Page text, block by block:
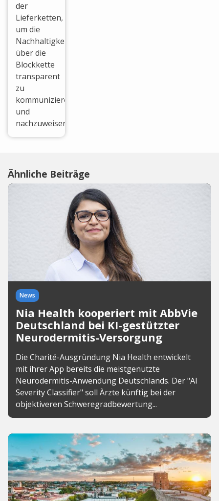
der
Lieferketten,
um die
Nachhaltigkeitsbemühungen
über die
Blockkette
transparent
zu
kommunizieren
und
nachzuweisen.
Ähnliche Beiträge
News
Nia Health kooperiert mit AbbVie
Deutschland bei KI-gestützter
Neurodermitis-Versorgung
Die Charité-Ausgründung Nia Health entwickelt
mit ihrer App bereits die meistgenutzte
Neurodermitis-Anwendung Deutschlands. Der "AI
Severity Classifier" soll Ärzte künftig bei der
objektiveren Schweregradbewertung...